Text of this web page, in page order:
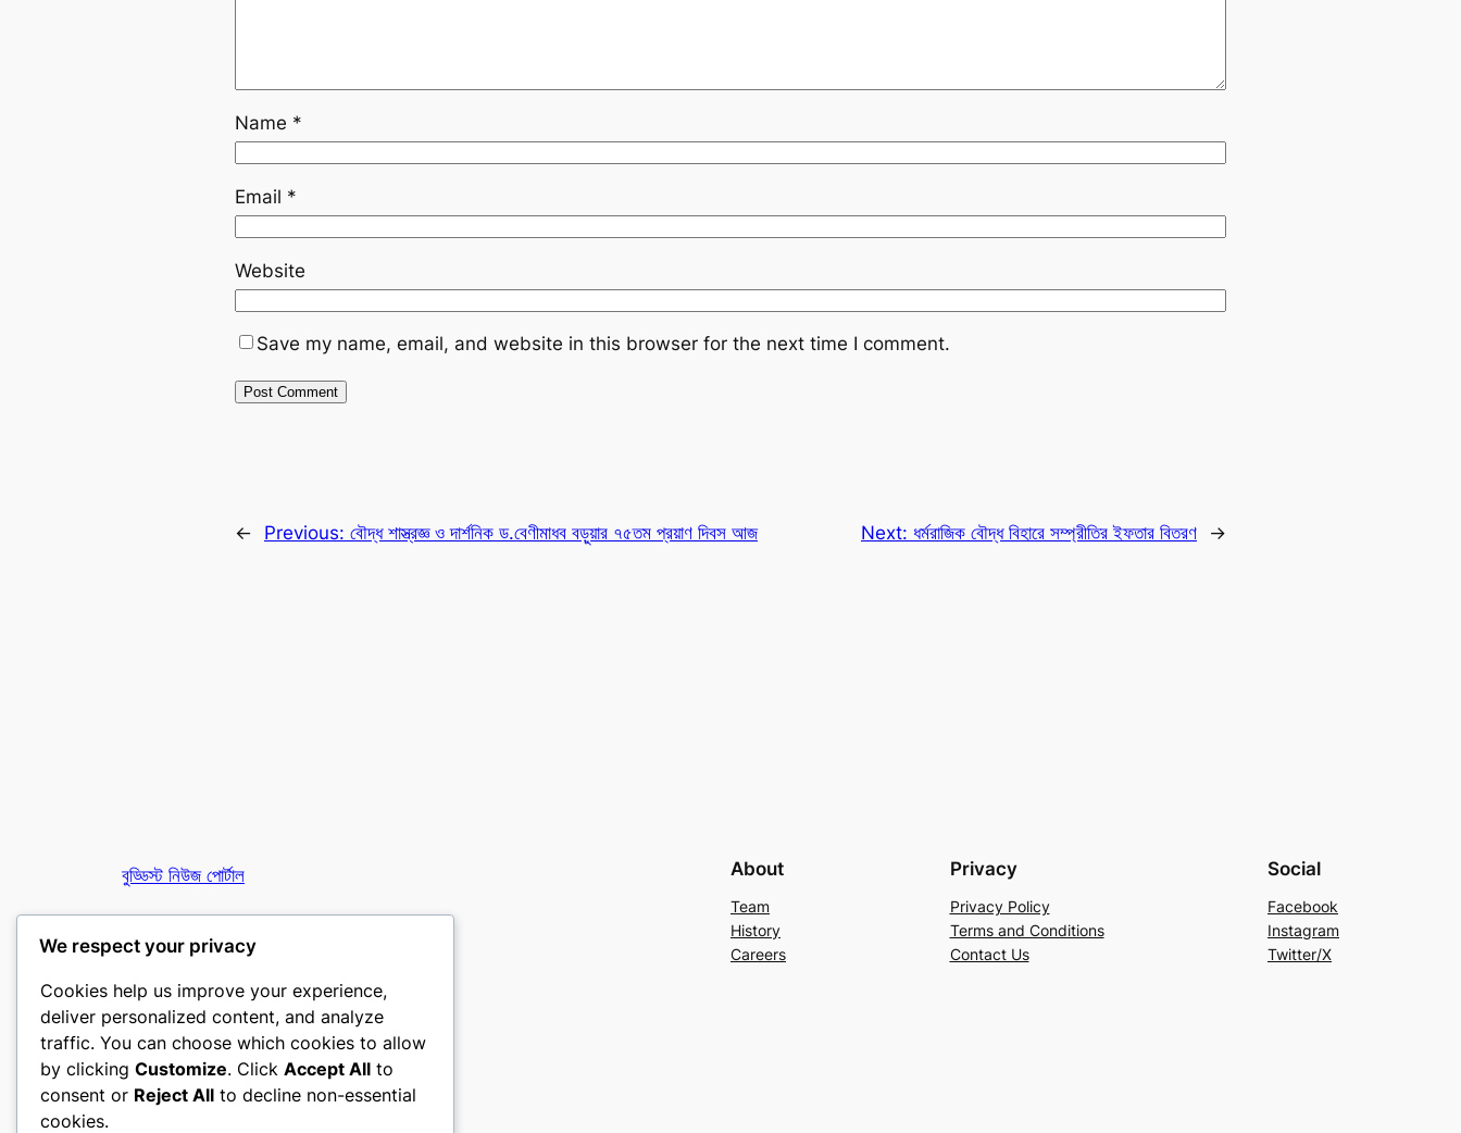
Name *
Email *
Website
Save my name, email, and website in this browser for the next time I comment.
← Previous: বৌদ্ধ শাস্ত্রজ্ঞ ও দার্শনিক ড.বেণীমাধব বড়ুয়ার ৭৫তম প্রয়াণ দিবস আজ Next: ধর্মরাজিক বৌদ্ধ বিহারে সম্প্রীতির ইফতার বিতরণ →
বুড্ডিস্ট নিউজ পোর্টাল About
Team
History
Careers
Privacy
Privacy Policy
Terms and Conditions
Contact Us
Social
Facebook
Instagram
Twitter/X
Designed withWordPress
We respect your privacy
Cookies help us improve your experience,
deliver personalized content, and analyze
traffic. You can choose which cookies to allow
by clicking Customize. Click Accept All to
consent or Reject All to decline non-essential
cookies.